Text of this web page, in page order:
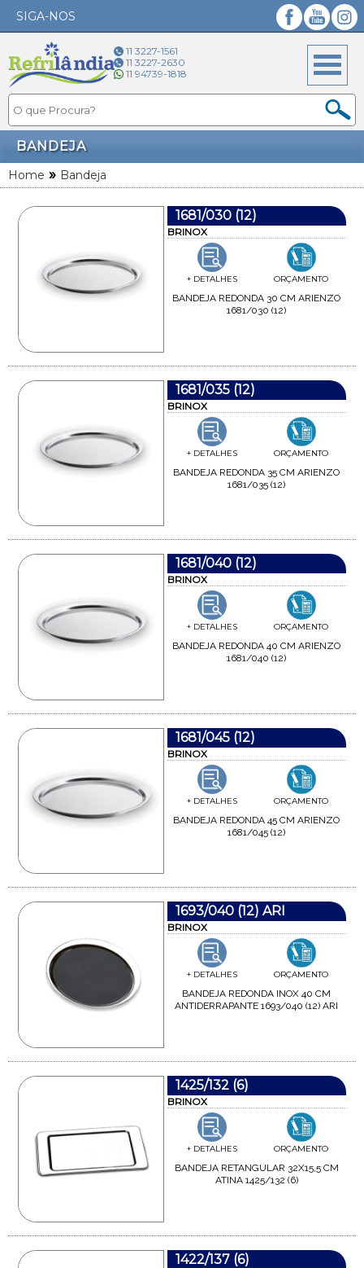
SIGA-NOS Instagram
11 3227-1561
11 3227-2630
11 94739-1818
BANDEJA
Home » Bandeja
1681/030 (12)
BRINOX
+ DETALHES ORÇAMENTO
BANDEJA REDONDA 30 CM ARIENZO
1681/030 (12)
1681/035 (12)
BRINOX
+ DETALHES ORÇAMENTO
BANDEJA REDONDA 35 CM ARIENZO
1681/035 (12)
1681/040 (12)
BRINOX
+ DETALHES ORÇAMENTO
BANDEJA REDONDA 40 CM ARIENZO
1681/040 (12)
1681/045 (12)
BRINOX
+ DETALHES ORÇAMENTO
BANDEJA REDONDA 45 CM ARIENZO
1681/045 (12)
1693/040 (12) ARI
BRINOX
+ DETALHES ORÇAMENTO
BANDEJA REDONDA INOX 40 CM
ANTIDERRAPANTE 1693/040 (12) ARI
1425/132 (6)
BRINOX
+ DETALHES ORÇAMENTO
BANDEJA RETANGULAR 32X15,5 CM
ATINA 1425/132 (6)
1422/137 (6)